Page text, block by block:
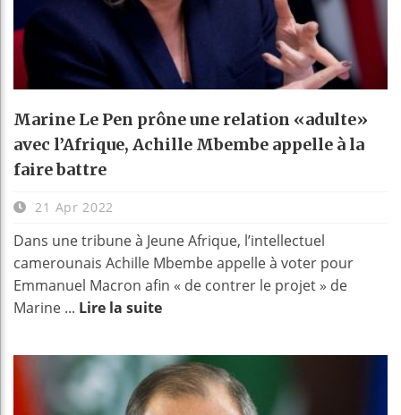
Marine Le Pen prône une relation «adulte»
avec l’Afrique, Achille Mbembe appelle à la
faire battre
21 Apr 2022
Dans une tribune à Jeune Afrique, l’intellectuel
camerounais Achille Mbembe appelle à voter pour
Emmanuel Macron afin « de contrer le projet » de
Marine ... Lire la suite